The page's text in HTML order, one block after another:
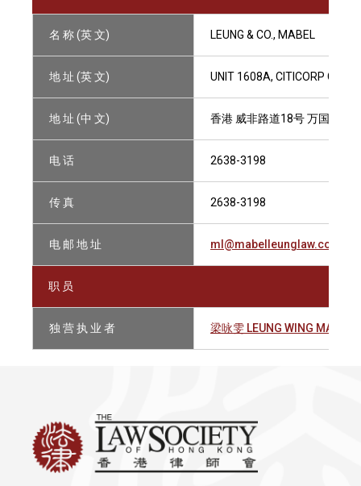
名 称 (英 文) LEUNG & CO., MABEL
地 址 (英 文) UNIT 1608A, CITICORP
地 址 (中 文) 香港 威非路道18号 万国宝通
电 话 2638-3198
传 真 2638-3198
电 邮 地 址 ml@mabelleunglaw.com
职 员
独 营 执 业 者 梁咏雯 LEUNG WING MAN,